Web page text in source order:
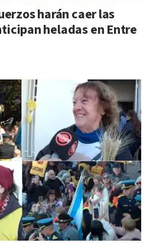
harán caer las
heladas en Entre